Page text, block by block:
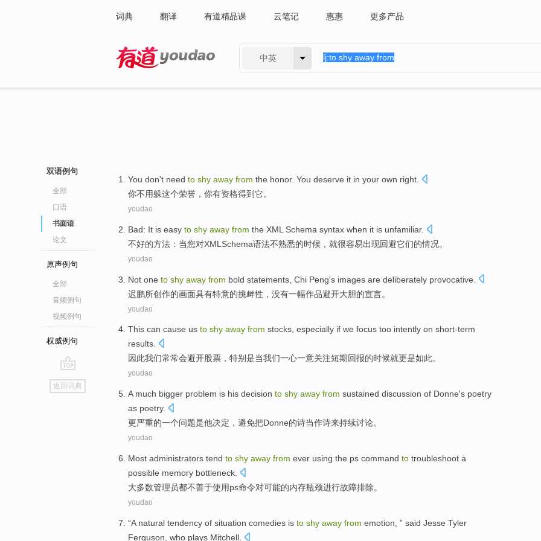
词典 翻译 有道精品课 云笔记 惠惠 更多产品
中英
双语例句
全部
口语
书面语
论文
原声例句
全部
音频例句
视频例句
权威例句
go
top
返回词典
You don't need to shy away from the honor. You deserve it in your own right.
你不用躲这个荣誉 ，你有资格得到它。
youdao
Bad: It is easy to shy away from the XML Schema syntax when it is unfamiliar.
不好的方法： 当您对XML Schema语法不熟悉的时候， 就很容易出现回避它们的情况。
youdao
Not one to shy away from bold statements , Chi Peng's images are deliberately provocative
迟鹏所创作的画面具有特意的挑衅性 ， 没有一幅作品避开大胆的宣言。
youdao
This can cause us to shy away from stocks, especially if we focus too intently on short-term
results.
因此我们常常会避开股票 ， 特别是当我们一心一意关注短期回报的时候就更是如此。
youdao
Amuch bigger problem is his decision to shy away from sustained discussion of Donne's poetry
as poetry.
更严重的一个问题是他决定 ，避免把Donne的诗当作诗来持续讨论。
youdao
Most administrators tend to shy away from ever using the ps command to troubleshoot a
possible memory bottleneck
大多数管理员都不善于使用ps命令对可能的内存瓶颈进行故障排除。
youdao
“A natural tendency of situation comedies is to shy away from emotion , ” said Jesse Tyler
Ferguson , who plays Mitchell